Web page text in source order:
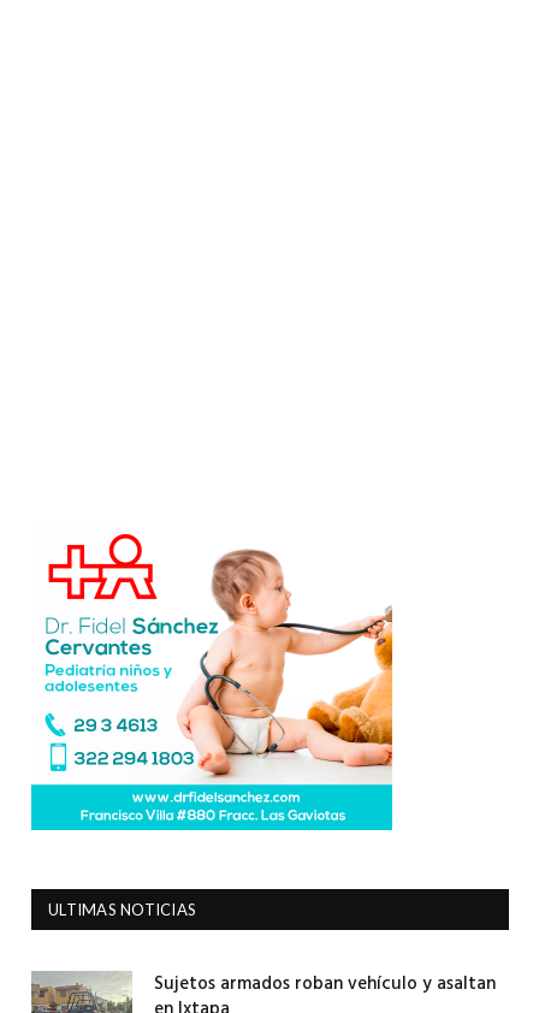
ULTIMAS NOTICIAS
Sujetos armados roban vehículo y asaltan